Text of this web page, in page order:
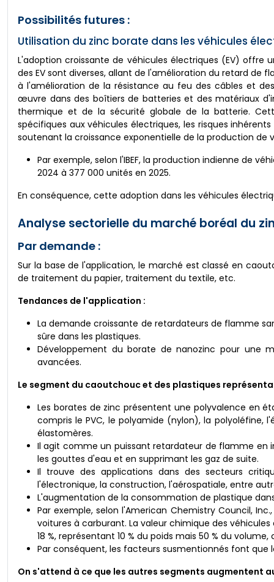
Possibilités futures :
Utilisation du zinc borate dans les véhicules
L'adoption croissante de véhicules électriques (EV) offre
des EV sont diverses, allant de l'amélioration du retard
à l'amélioration de la résistance au feu des câbles et
œuvre dans des boîtiers de batteries et des matériaux
thermique et de la sécurité globale de la batterie.
spécifiques aux véhicules électriques, les risques
soutenant la croissance exponentielle de la production de
Par exemple, selon l'IBEF, la production indienne de
2024 à 377 000 unités en 2025.
En conséquence, cette adoption dans les véhicules
Analyse sectorielle du marché boréal du
Par demande :
Sur la base de l'application, le marché est classé en
de traitement du papier, traitement du textile, etc.
Tendances de l'application :
La demande croissante de retardateurs de flamme
sûre dans les plastiques.
Développement du borate de nanozinc pour une
avancées.
Le segment du caoutchouc et des plastiques
Les borates de zinc présentent une polyvalence en
compris le PVC, le polyamide (nylon), la polyoléfine,
élastomères.
Il agit comme un puissant retardateur de flamme en
les gouttes d'eau et en supprimant les gaz de suite.
Il trouve des applications dans des secteurs
l'électronique, la construction, l'aérospatiale, entre
L'augmentation de la consommation de plastique
Par exemple, selon l'American Chemistry Council,
voitures à carburant. La valeur chimique des
18 %, représentant 10 % du poids mais 50 % du
Par conséquent, les facteurs susmentionnés font
On s'attend à ce que les autres segments augmentent